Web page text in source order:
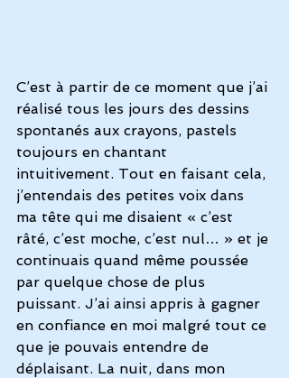
C’est à partir de ce moment que j’ai
réalisé tous les jours des dessins
spontanés aux crayons, pastels
toujours en chantant
intuitivement. Tout en faisant cela,
j’entendais des petites voix dans
ma tête qui me disaient « c’est
râté, c’est moche, c’est nul… » et je
continuais quand même poussée
par quelque chose de plus
puissant. J’ai ainsi appris à gagner
en confiance en moi malgré tout ce
que je pouvais entendre de
déplaisant. La nuit, dans mon